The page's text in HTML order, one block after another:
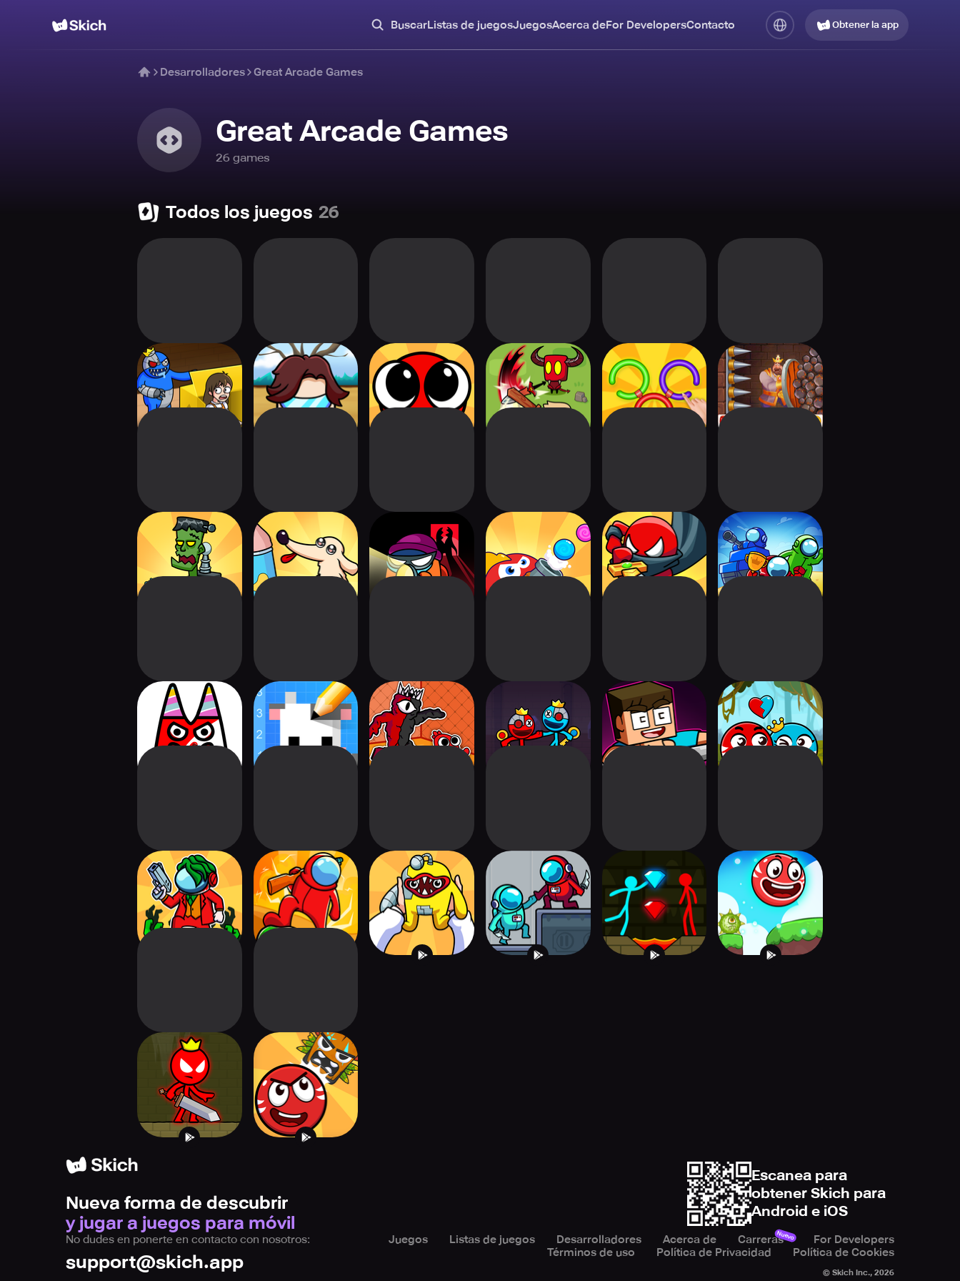
BuscarListas de juegosJuegosAcerca deFor DevelopersContacto Obtener la app
Desarrolladores Great Arcade Games
Great Arcade Games
26 games
Todos los juegos 26
Color Monster:
Blue Survivor
Survival 456 But It's
Impostor
Bounce Ball 6:
Roller Ball 6
Blade.io Survivor
Battle
Unravel The Circle
King Rescue: Royal
Dream
Scary Monster
Survival Battle
Eat Them All: Long
Nose Dog
Robbery Impostor:
Steal Master
Cannon Blast:
Hungry Bird
Red Stick 2: Last
Survivor
1234 Player In
House Party
Coloring ASMR:
Draw Monster
Nonogram Story
Quest
Rainbow.io Origin
Story
Red Blue Stick:
Rainbow Master
My Craft: Craft
Adventure
Red and Blue Ball:
Cupid love
Impostor vs
Zombie 2:
Doomsday
Impostors vs
Zombies: Survival
I'm Not Blue
Monster: Rainbow
We're Impostors:
Kill Together
Red and Blue Stick:
Animation
Roller Ball 5 : Ball
Bounce
Red Stick Boy:
Adventure Game
Roller Ball X :
Bounce Ball
Nueva forma de descubrir
y jugar a juegos para móvil
Escanea para
obtener Skich para
Android e iOS
No dudes en ponerte en contacto con nosotros:
support@skich.app
Juegos Listas de juegos Desarrolladores Acerca de CarrerasNuevo
For Developers
Términos de uso
Política de Privacidad Política de Cookies
© Skich Inc., 2026